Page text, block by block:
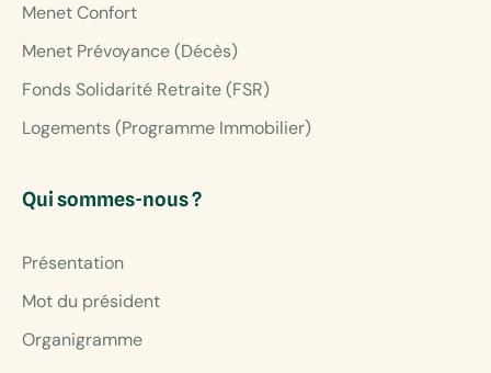
Menet Confort
Menet Prévoyance (Décès)
Fonds Solidarité Retraite (FSR)
Logements (Programme Immobilier)
Qui sommes-nous ?
Présentation
Mot du président
Organigramme